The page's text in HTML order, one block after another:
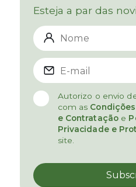
Esteja a par das
Autorizo o envio
com as
e Contratação e
Privacidade e
site.